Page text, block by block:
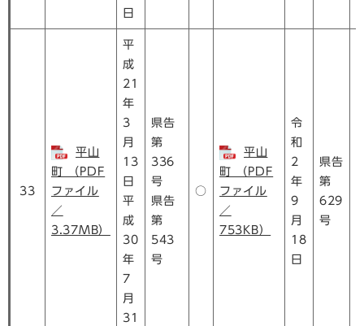
日
33
平山
町 （PDF
ファイル
／
3.37MB）
平
成
21
年
3
月
13
日
平
成
30
年
7
月
31
県告
第
336
号
県告
第
543
号
○
平山
町 （PDF
ファイル
／
753KB）
令
和
2
年
9
月
18
日
県告
第
629
号